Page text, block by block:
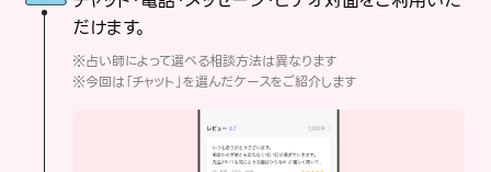
だけます。
※占い師によって選べる相談方法は異なります
※今回は「チャット」を選んだケースをご紹介します